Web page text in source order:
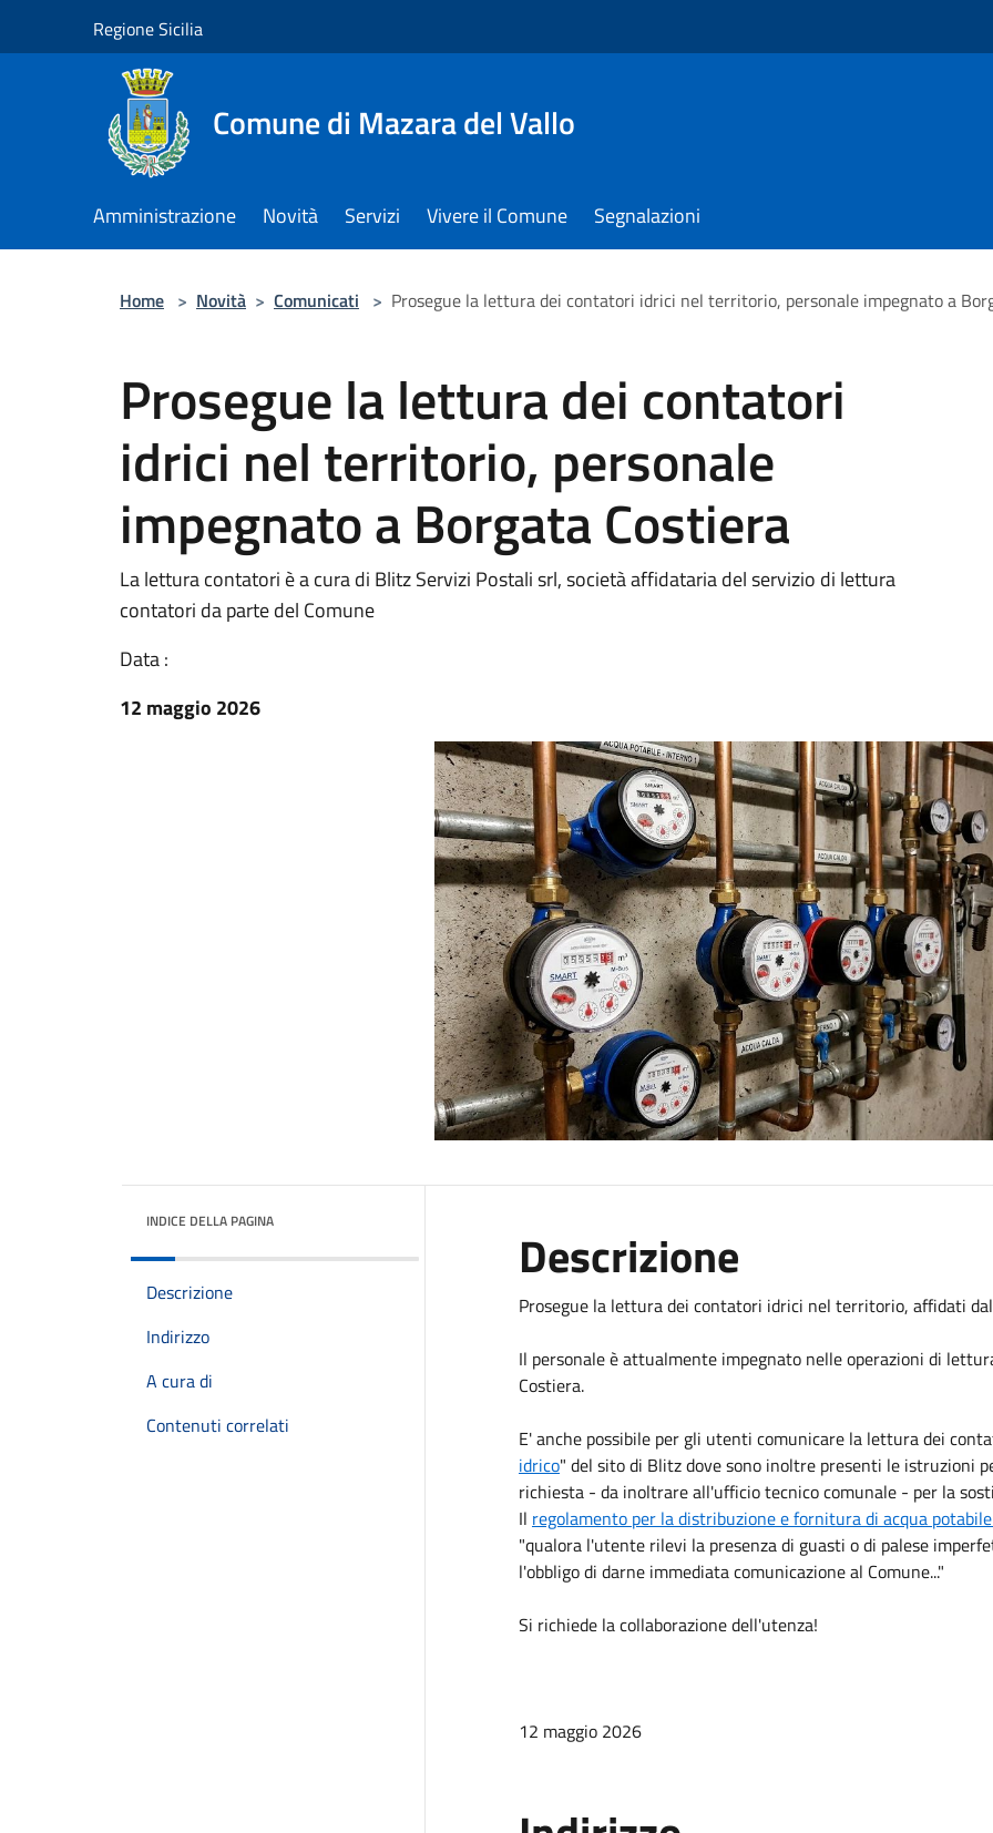
Regione Sicilia
Comune di Mazara del Vallo
Amministrazione Novità Servizi Vivere il Comune Segnalazioni
Home > Novità > Comunicati > Prosegue la lettura dei contatori idrici nel territorio, personale impegnato a
Prosegue la lettura dei contatori
idrici nel territorio, personale
impegnato a Borgata Costiera
La lettura contatori è a cura di Blitz Servizi Postali srl, società affidataria del servizio di lettura
contatori da parte del Comune
Data :
12 maggio 2026
INDICE DELLA PAGINA
Descrizione
Indirizzo
A cura di
Contenuti correlati
Descrizione
Prosegue la lettura dei contatori idrici nel territorio, affidati
Il personale è attualmente impegnato nelle operazioni di
Costiera.
E' anche possibile per gli utenti comunicare la lettura dei
idrico" del sito di Blitz dove sono inoltre presenti le istruzioni
richiesta - da inoltrare all'ufficio tecnico comunale - per la
Il regolamento per la distribuzione e fornitura di acqua
"qualora l'utente rilevi la presenza di guasti o di palese
l'obbligo di darne immediata comunicazione al Comune..."
Si richiede la collaborazione dell'utenza!
12 maggio 2026